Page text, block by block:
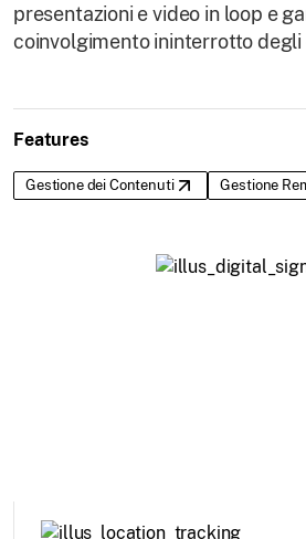
presentazioni e video in loop e
coinvolgimento ininterrotto degli
Features
Gestione dei Contenuti Gestione